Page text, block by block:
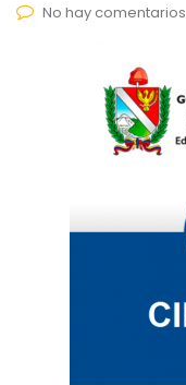
No hay comentarios